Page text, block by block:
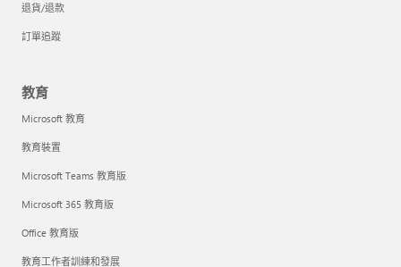
退貨/退款
訂單追蹤
教育
Microsoft 教育
教育裝置
Microsoft Teams 教育版
Microsoft 365 教育版
Office 教育版
教育工作者訓練和發展